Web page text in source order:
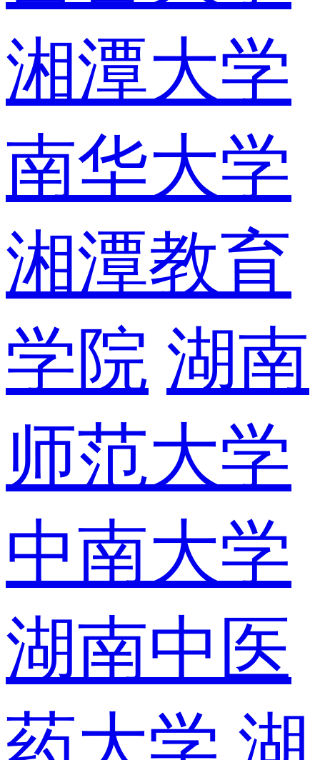
湘潭大学
南华大学
湘潭教育
学院 湖南
师范大学
中南大学
湖南中医